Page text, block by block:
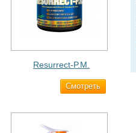
Resurrect-P.M.
Cмотреть